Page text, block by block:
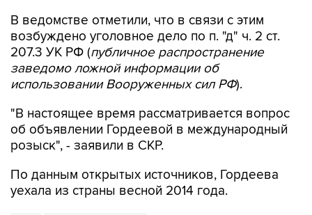
В ведомстве отметили, что в связи с этим
возбуждено уголовное дело по п. "д" ч. 2 ст.
207.3 УК РФ (публичное распространение
заведомо ложной информации об
использовании Вооруженных сил РФ).
"В настоящее время рассматривается вопрос
об объявлении Гордеевой в международный
розыск", - заявили в СКР.
По данным открытых источников, Гордеева
уехала из страны весной 2014 года.